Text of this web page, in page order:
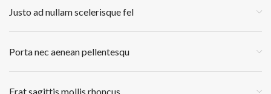
Justo ad nullam scelerisque fel
Porta nec aenean pellentesqu
Erat sagittis mollis rhoncus